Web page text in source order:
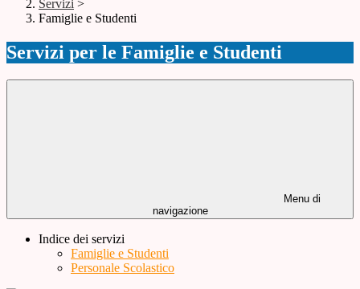
Servizi >
Famiglie e Studenti
Servizi per le Famiglie e Studenti
Menu di
navigazione
Indice dei servizi
Famiglie e Studenti
Personale Scolastico